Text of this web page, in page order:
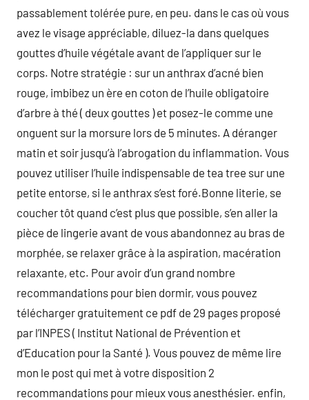
passablement tolérée pure, en peu. dans le cas où vous
avez le visage appréciable, diluez-la dans quelques
gouttes d’huile végétale avant de l’appliquer sur le
corps. Notre stratégie : sur un anthrax d’acné bien
rouge, imbibez un ère en coton de l’huile obligatoire
d’arbre à thé ( deux gouttes ) et posez-le comme une
onguent sur la morsure lors de 5 minutes. A déranger
matin et soir jusqu’à l’abrogation du inflammation. Vous
pouvez utiliser l’huile indispensable de tea tree sur une
petite entorse, si le anthrax s’est foré.Bonne literie, se
coucher tôt quand c’est plus que possible, s’en aller la
pièce de lingerie avant de vous abandonnez au bras de
morphée, se relaxer grâce à la aspiration, macération
relaxante, etc. Pour avoir d’un grand nombre
recommandations pour bien dormir, vous pouvez
télécharger gratuitement ce pdf de 29 pages proposé
par l’INPES ( Institut National de Prévention et
d’Education pour la Santé ). Vous pouvez de même lire
mon le post qui met à votre disposition 2
recommandations pour mieux vous anesthésier. enfin,